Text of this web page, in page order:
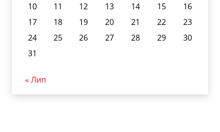
10
11 12 13 14 15
16
17
18 19 20 21 22
23
24
25 26 27 28 29
30
31
« Лип